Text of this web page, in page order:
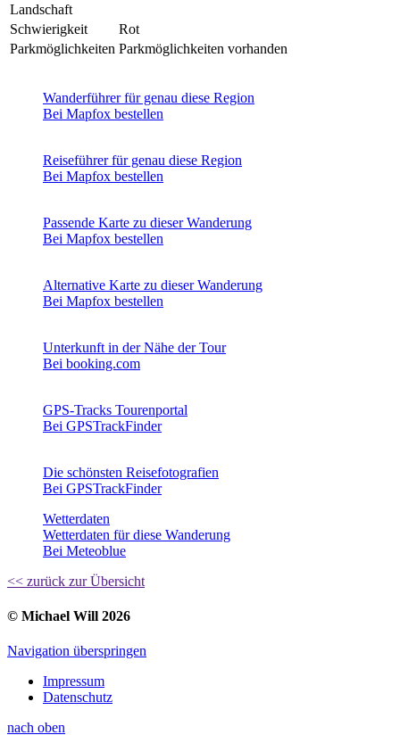
Landschaft
Schwierigkeit
Rot
Parkmöglichkeiten Parkmöglichkeiten vorhanden
Wanderführer für genau diese Region
Bei Mapfox bestellen
Reiseführer für genau diese Region
Bei Mapfox bestellen
Passende Karte zu dieser Wanderung
Bei Mapfox bestellen
Alternative Karte zu dieser Wanderung
Bei Mapfox bestellen
Unterkunft in der Nähe der Tour
Bei booking.com
GPS-Tracks Tourenportal
Bei GPSTrackFinder
Die schönsten Reisefotografien
Bei GPSTrackFinder
Wetterdaten
Wetterdaten für diese Wanderung
Bei Meteoblue
<< zurück zur Übersicht
© Michael Will 2026
Navigation überspringen
Impressum
Datenschutz
nach oben